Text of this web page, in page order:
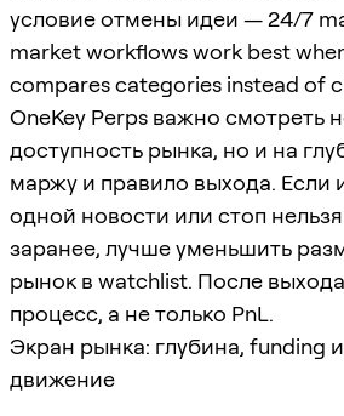
условие отмены идеи — 24/7
market workflows work best
compares categories instead of
OneKey Perps важно смотреть
доступность рынка, но и на
маржу и правило выхода. Если
одной новости или стоп
заранее, лучше уменьшить
рынок в watchlist. После
процесс, а не только PnL.
Экран рынка: глубина, funding
движение